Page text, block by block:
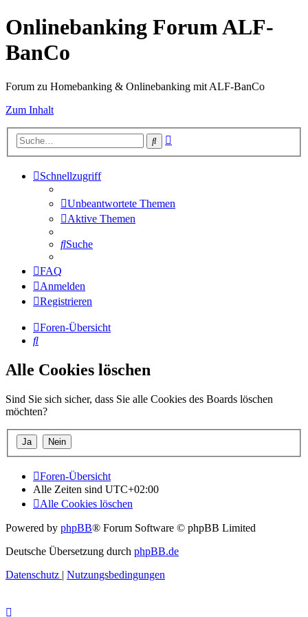
Onlinebanking Forum ALF-
BanCo
Forum zu Homebanking & Onlinebanking mit ALF-BanCo
Zum Inhalt
Suche
Schnellzugriff
Unbeantwortete Themen
Aktive Themen
Suche
FAQ
Anmelden
Registrieren
Foren-Übersicht
Suche
Alle Cookies löschen
Sind Sie sich sicher, dass Sie alle Cookies des Boards löschen
möchten?
Foren-Übersicht
Alle Zeiten sind UTC+02:00
Alle Cookies löschen
Powered by phpBB® Forum Software © phpBB Limited
Deutsche Übersetzung durch phpBB.de
Datenschutz | Nutzungsbedingungen